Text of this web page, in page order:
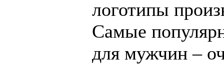
логотипы
Самые
для мужчин –